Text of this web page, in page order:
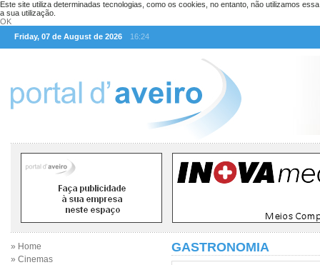
Este site utiliza determinadas tecnologias, como os cookies, no entanto, não utilizamos
a sua utilização.
OK
Friday, 07 de August de 2026
16:24
» Home
» Cinemas
GASTRONOMIA